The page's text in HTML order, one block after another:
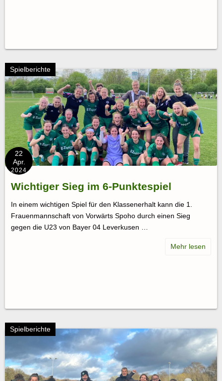
Spielberichte
22
Apr.
2024
Wichtiger Sieg im 6-Punktespiel
In einem wichtigen Spiel für den Klassenerhalt kann die 1.
Frauenmannschaft von Vorwärts Spoho durch einen Sieg
gegen die U23 von Bayer 04 Leverkusen …
Spielberichte